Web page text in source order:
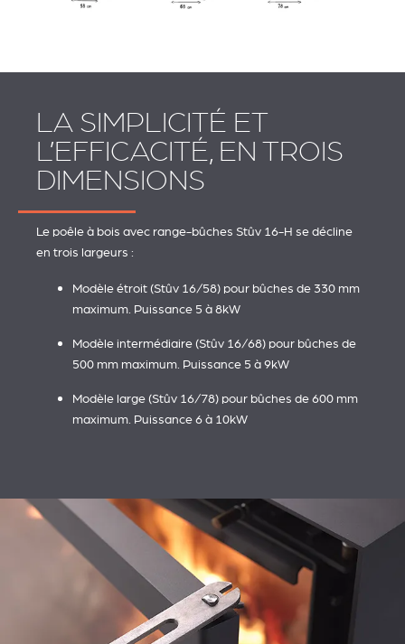
LA SIMPLICITÉ ET
L’EFFICACITÉ, EN TROIS
DIMENSIONS
Le poêle à bois avec range-bûches Stûv 16-H se décline
en trois largeurs :
Modèle étroit (Stûv 16/58) pour bûches de 330 mm
maximum. Puissance 5 à 8kW
Modèle intermédiaire (Stûv 16/68) pour bûches de
500 mm maximum. Puissance 5 à 9kW
Modèle large (Stûv 16/78) pour bûches de 600 mm
maximum. Puissance 6 à 10kW